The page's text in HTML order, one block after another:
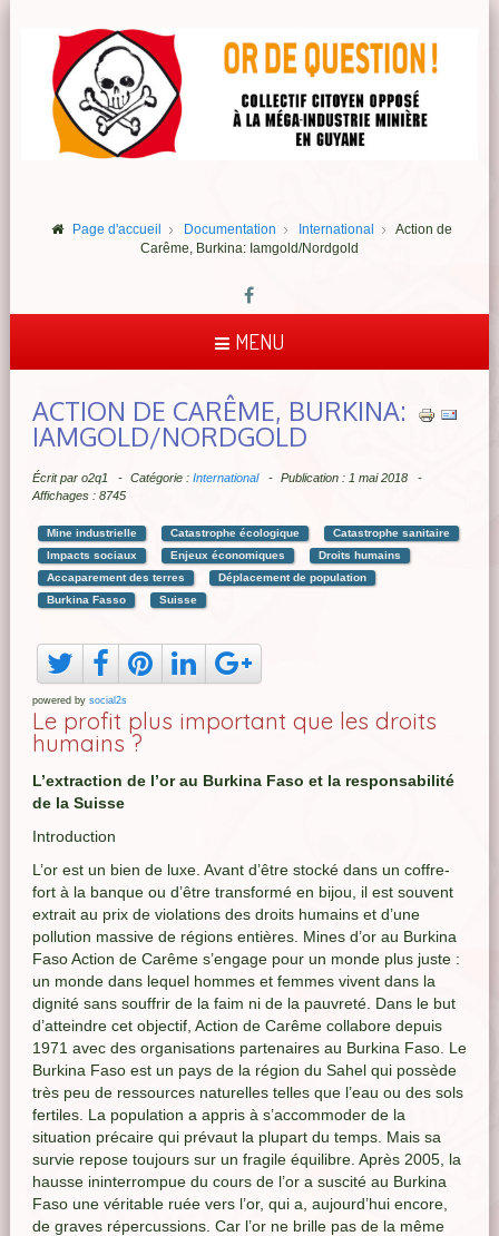
Page d'accueil Documentation International
Action de
Carême, Burkina: Iamgold/Nordgold
MENU
ACTION DE CARÊME, BURKINA:
IAMGOLD/NORDGOLD
Écrit par o2q1 Catégorie : International
Publication : 1 mai 2018
Affichages : 8745
Mine industrielle Catastrophe écologique
Catastrophe sanitaire
Impacts sociaux
Enjeux économiques
Droits humains
Accaparement des terres
Déplacement de population
Burkina Fasso
Suisse
powered by social2s
Le profit plus important que les droits
humains ?
L’extraction de l’or au Burkina Faso et la responsabilité
de la Suisse
Introduction
L’or est un bien de luxe. Avant d’être stocké dans un coffre-
fort à la banque ou d’être transformé en bijou, il est souvent
extrait au prix de violations des droits humains et d’une
pollution massive de régions entières. Mines d’or au Burkina
Faso Action de Carême s’engage pour un monde plus juste :
un monde dans lequel hommes et femmes vivent dans la
dignité sans souffrir de la faim ni de la pauvreté. Dans le but
d’atteindre cet objectif, Action de Carême collabore depuis
1971 avec des organisations partenaires au Burkina Faso. Le
Burkina Faso est un pays de la région du Sahel qui possède
très peu de ressources naturelles telles que l’eau ou des sols
fertiles. La population a appris à s’accommoder de la
situation précaire qui prévaut la plupart du temps. Mais sa
survie repose toujours sur un fragile équilibre. Après 2005, la
hausse ininterrompue du cours de l’or a suscité au Burkina
Faso une véritable ruée vers l’or, qui a, aujourd’hui encore,
de graves répercussions. Car l’or ne brille pas de la même